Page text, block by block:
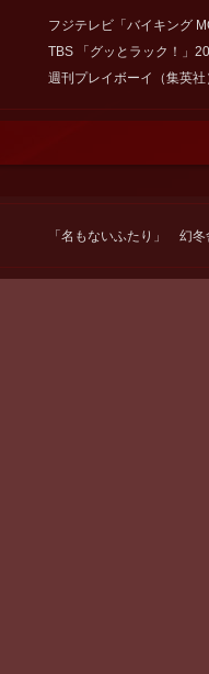
フジテレビ「バイキング
TBS 「グッとラック！」
週刊プレイボーイ（集英
「名もないふたり」 幻冬